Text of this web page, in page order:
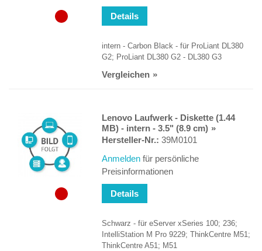
Details
intern - Carbon Black - für ProLiant DL380
G2; ProLiant DL380 G2 - DL380 G3
Vergleichen
Lenovo Laufwerk - Diskette (1.44
MB) - intern - 3.5" (8.9 cm)
Hersteller-Nr.: 39M0101
Anmelden für persönliche
Preisinformationen
Details
Schwarz - für eServer xSeries 100; 236;
IntelliStation M Pro 9229; ThinkCentre M51;
ThinkCentre A51; M51